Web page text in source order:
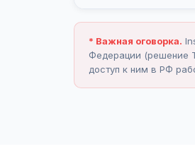
* Важная оговорка.
Федерации (решение
доступ к ним в РФ